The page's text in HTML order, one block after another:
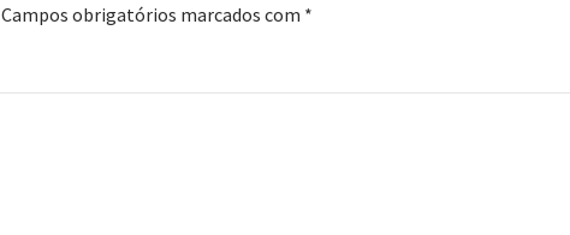
Campos obrigatórios marcados com *